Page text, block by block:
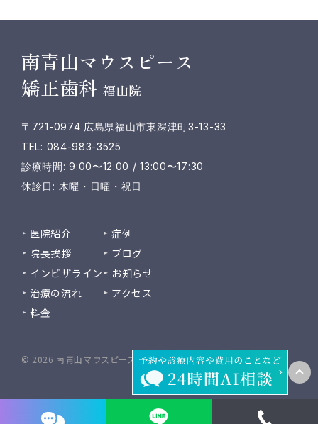
南青山マウスピース
矯正歯科 福山院
〒721-0974 広島県福山市東深津町3-13-33
TEL: 084-983-3525
診療時間: 9:00〜12:00 / 13:00〜17:30
休診日: 木曜・日曜・祝日
医院紹介
院長挨拶
インビザライン
治療の流れ
料金
症例
ブログ
お知らせ
アクセス
© 2026 南青山マウスピース矯正歯科 福山院 / 医療法人雅会